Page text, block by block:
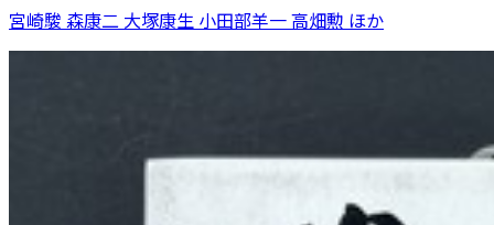
宮崎駿 森康二 大塚康生 小田部羊一 高畑勲 ほか